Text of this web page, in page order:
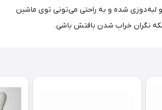
لبه‌دوزی شده و به راحتی می‌تونی توی ماشین
نگران خراب شدن بافتش باشی.